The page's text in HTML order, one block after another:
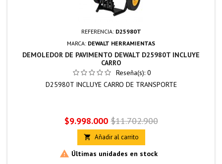
REFERENCIA: D25980T
MARCA: DEWALT HERRAMIENTAS
DEMOLEDOR DE PAVIMENTO DEWALT D25980T INCLUYE
CARRO
Reseña(s): 0
D25980T INCLUYE CARRO DE TRANSPORTE
Precio
$9.998.000 Precio
base
$11.702.900
 Añadir al carrito
 Últimas unidades en stock